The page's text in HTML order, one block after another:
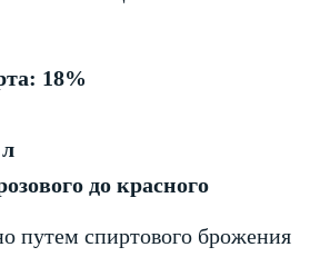
18%
до красного
путем спиртового брожения